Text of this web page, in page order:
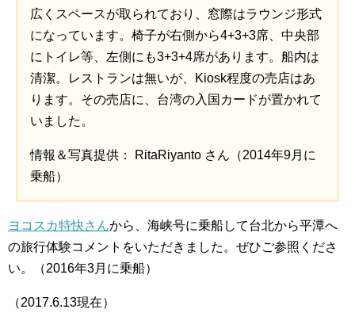
広くスペースが取られており、窓際はラウンジ形式
になっています。椅子が右側から4+3+3席、中央部
にトイレ等、左側にも3+3+4席があります。船内は
清潔。レストランは無いが、Kiosk程度の売店はあ
ります。その売店に、台湾の入国カードが置かれて
いました。
情報＆写真提供： RitaRiyanto さん（2014年9月に
乗船）
ヨコスカ特快さんから、海峡号に乗船して台北から平潭へ
の旅行体験コメントをいただきました。ぜひご参照くださ
い。（2016年3月に乗船）
（2017.6.13現在）